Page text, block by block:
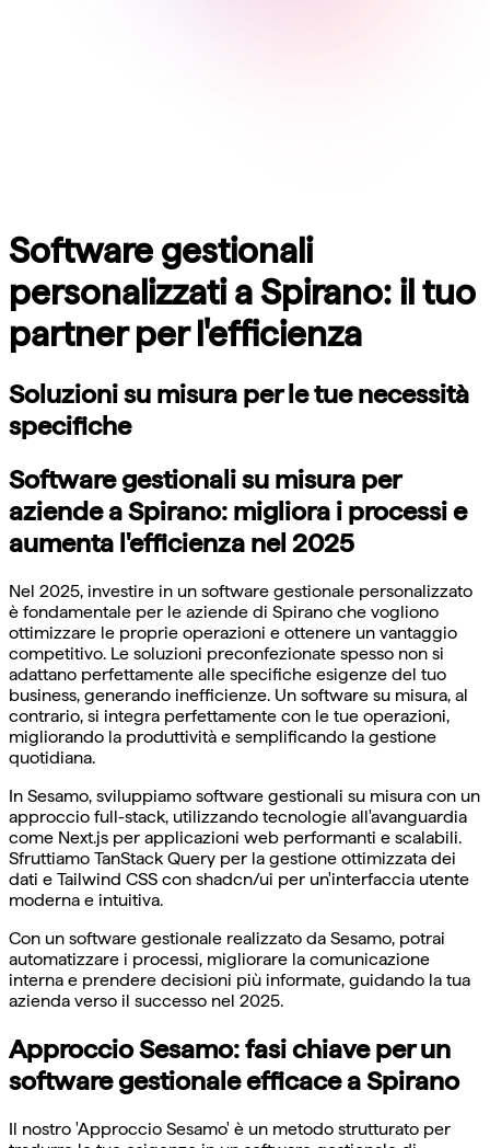
Software gestionali
personalizzati a Spirano: il tuo
partner per l'efficienza
Soluzioni su misura per le tue necessità
specifiche
Software gestionali su misura per
aziende a Spirano: migliora i processi e
aumenta l'efficienza nel 2025
Nel 2025, investire in un software gestionale personalizzato
è fondamentale per le aziende di Spirano che vogliono
ottimizzare le proprie operazioni e ottenere un vantaggio
competitivo. Le soluzioni preconfezionate spesso non si
adattano perfettamente alle specifiche esigenze del tuo
business, generando inefficienze. Un software su misura, al
contrario, si integra perfettamente con le tue operazioni,
migliorando la produttività e semplificando la gestione
quotidiana.
In Sesamo, sviluppiamo software gestionali su misura con un
approccio full-stack, utilizzando tecnologie all'avanguardia
come Next.js per applicazioni web performanti e scalabili.
Sfruttiamo TanStack Query per la gestione ottimizzata dei
dati e Tailwind CSS con shadcn/ui per un'interfaccia utente
moderna e intuitiva.
Con un software gestionale realizzato da Sesamo, potrai
automatizzare i processi, migliorare la comunicazione
interna e prendere decisioni più informate, guidando la tua
azienda verso il successo nel 2025.
Approccio Sesamo: fasi chiave per un
software gestionale efficace a Spirano
Il nostro 'Approccio Sesamo' è un metodo strutturato per